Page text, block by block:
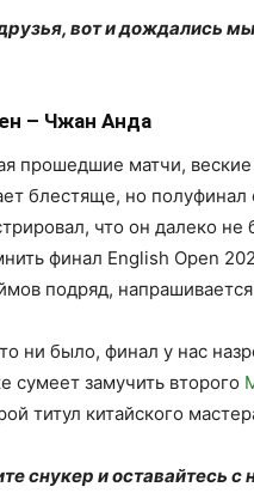
вот и дождались
– Чжан Анда
прошедшие матчи,
блестяще, но полуфинал
что он далеко
финал English Open
подряд,
ни было, финал у нас
сумеет замучить второго
титул китайского
снукер и оставайтесь с